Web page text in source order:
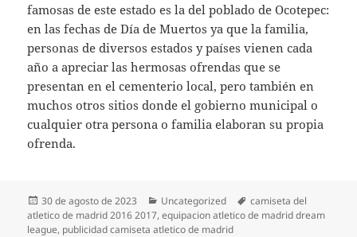
famosas de este estado es la del poblado de Ocotepec:
en las fechas de Día de Muertos ya que la familia,
personas de diversos estados y países vienen cada
año a apreciar las hermosas ofrendas que se
presentan en el cementerio local, pero también en
muchos otros sitios donde el gobierno municipal o
cualquier otra persona o familia elaboran su propia
ofrenda.
Publicado
el
30 de agosto de 2023 Categorías
Uncategorized Etiquetas
camiseta del
atletico de madrid 2016 2017,equipacion atletico de madrid dream
league, publicidad camiseta atletico de madrid